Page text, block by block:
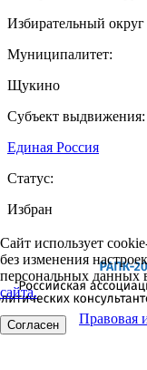
Избирательный
Муниципалитет:
Щукино
Субъект выдвижения:
Единая Россия
Статус:
Избран
Сайт использует
без изменения
персональных данных
сайта.
Согласен Правовая